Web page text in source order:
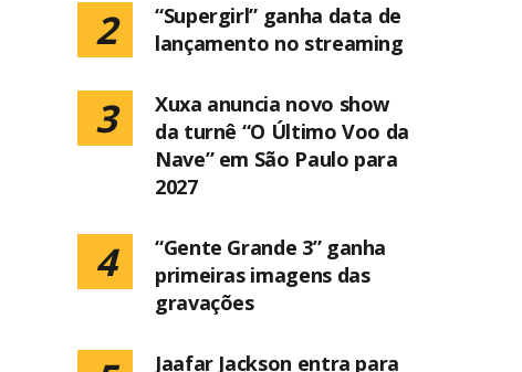
2
“Supergirl” ganha data de
lançamento no streaming
3
Xuxa anuncia novo show
da turnê “O Último Voo da
Nave” em São Paulo para
2027
4
“Gente Grande 3” ganha
primeiras imagens das
gravações
Jaafar Jackson entra para